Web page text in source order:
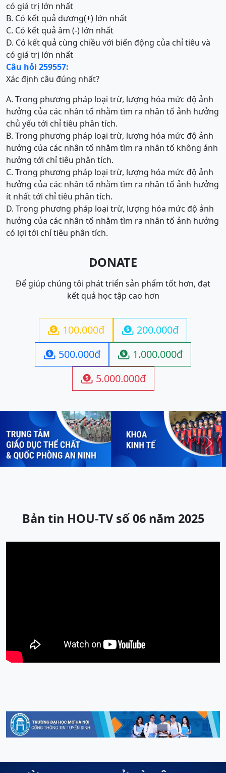
có giá trị lớn nhất
B. Có kết quả dương(+) lớn nhất
C. Có kết quả âm (-) lớn nhất
D. Có kết quả cùng chiều với biến động của chỉ tiêu và
có giá trị lớn nhất
Câu hỏi 259557:
Xác định câu đúng nhất?
A. Trong phương pháp loại trừ, lượng hóa mức độ ảnh
hưởng của các nhân tố nhằm tìm ra nhân tố ảnh hưởng
chủ yếu tới chỉ tiêu phân tích.
B. Trong phương pháp loại trừ, lượng hóa mức độ ảnh
hưởng của các nhân tố nhằm tìm ra nhân tố không ảnh
hưởng tới chỉ tiêu phân tích.
C. Trong phương pháp loại trừ, lượng hóa mức độ ảnh
hưởng của các nhân tố nhằm tìm ra nhân tố ảnh hưởng
ít nhất tới chỉ tiêu phân tích.
D. Trong phương pháp loại trừ, lượng hóa mức độ ảnh
hưởng của các nhân tố nhằm tìm ra nhân tố ảnh hưởng
có lợi tới chỉ tiêu phân tích.
DONATE
Để giúp chúng tôi phát triển sản phẩm tốt hơn, đạt
kết quả học tập cao hơn
 100.000đ  200.000đ
 500.000đ  1.000.000đ
 5.000.000đ
Previous Next
Bản tin HOU-TV số 06 năm 2025